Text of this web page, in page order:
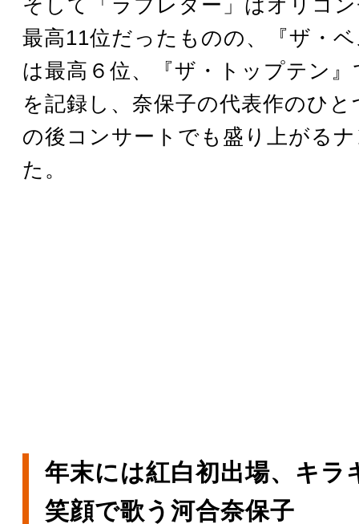
最高11位だったものの、『ザ・
は最高６位、『ザ・トップテン
を記録し、奈保子の代表作のひ
の後コンサートでも盛り上がる
た。
年末には紅白初出場、キラ
笑顔で歌う河合奈保子